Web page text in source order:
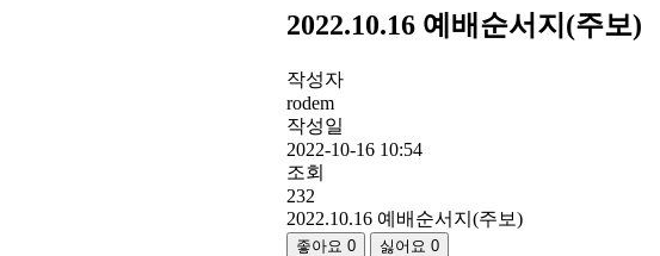
2022.10.16 예배순서지(주보)
작성자
rodem
작성일
2022-10-16 10:54
조회
232
2022.10.16 예배순서지(주보)
좋아요 0 싫어요 0